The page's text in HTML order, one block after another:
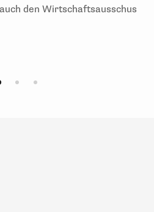
den Wirtschaftsausschus